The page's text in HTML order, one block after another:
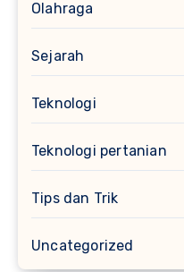
Olahraga
Sejarah
Teknologi
Teknologi pertanian
Tips dan Trik
Uncategorized